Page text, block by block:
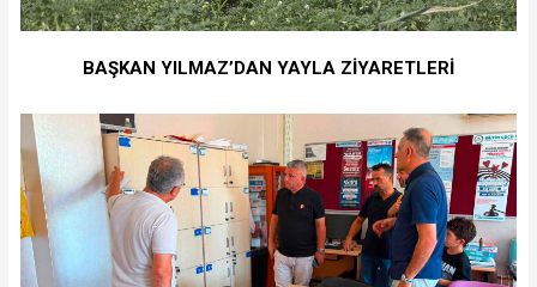
BAŞKAN YILMAZ’DAN YAYLA ZİYARETLERİ